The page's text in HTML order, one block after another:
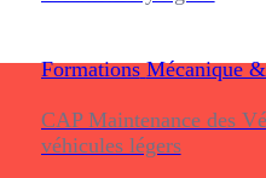
Formations Mécanique
CAP Maintenance des
véhicules légers